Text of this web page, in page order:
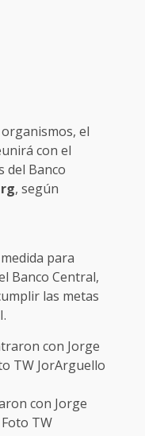
el
con el
del Banco
, según
para
Banco Central,
las metas
con Jorge
TW